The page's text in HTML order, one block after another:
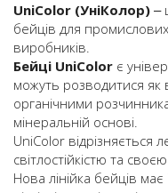
UniColor (УніКолор) ‒
бейців для
виробників.
Бейці UniColor є
можуть розводитися як
органічними
мінеральній основі.
UniColor відрізняється
світлостійкістю та
Нова лінійка бейців